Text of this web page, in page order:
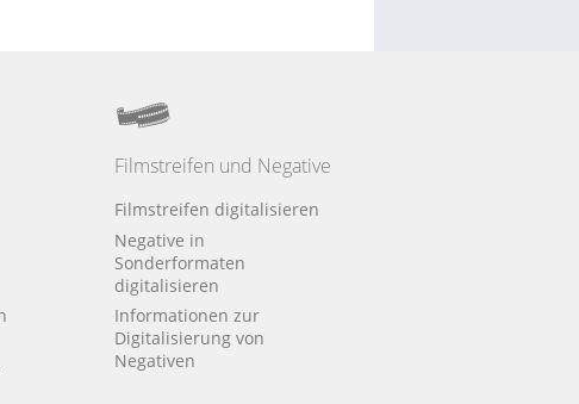
Filmstreifen und Negative
Filmstreifen digitalisieren
Negative in
Sonderformaten
digitalisieren
Informationen zur
Digitalisierung von
Negativen